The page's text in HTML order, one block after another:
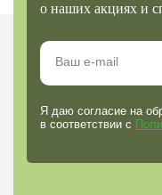
о наших акциях и
Я даю согласие на
в соответствии с